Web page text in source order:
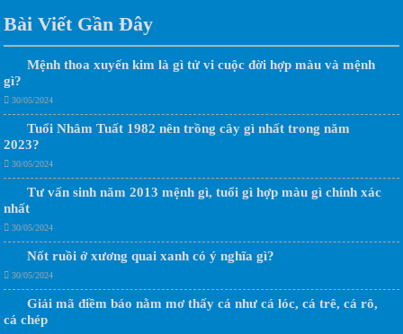
Bài Viết Gần Đây
Mệnh thoa xuyến kim là gì tử vi cuộc đời hợp màu và mệnh
gì?
30/05/2024
Tuổi Nhâm Tuất 1982 nên trồng cây gì nhất trong năm
2023?
30/05/2024
Tư vấn sinh năm 2013 mệnh gì, tuổi gì hợp màu gì chính xác
nhất
30/05/2024
Nốt ruồi ở xương quai xanh có ý nghĩa gì?
30/05/2024
Giải mã điềm báo nằm mơ thấy cá như cá lóc, cá trê, cá rô,
cá chép